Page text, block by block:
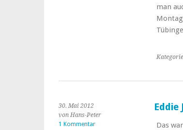
man
30. Mai 2012
von Hans-Peter
1 Kommentar
Das